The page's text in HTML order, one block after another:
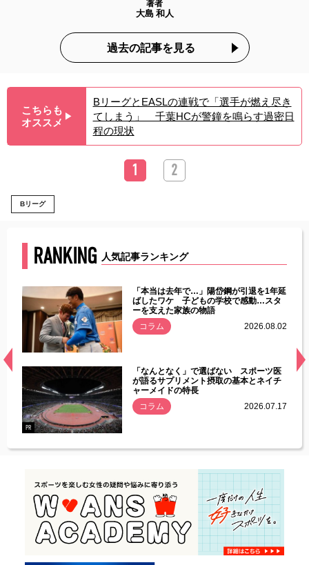
著者
大島 和人
過去の記事を見る
こちらも
オススメ ▶︎
BリーグとEASLの連戦で「選手が燃え尽き
てしまう」 千葉HCが警鐘を鳴らす過密日
程の現状
1 2
Bリーグ
RANKING 人気記事ランキング
常
「本当は去年で…」陽岱鋼が引退を1年延
ばしたワケ 子どもの学校で感動…スタ
ーを支えた家族の物語
コラム
2026.08.02
PR
「なんとなく」で選ばない スポーツ医
が語るサプリメント摂取の基本とネイチ
ャーメイドの特長
コラム
2026.07.17